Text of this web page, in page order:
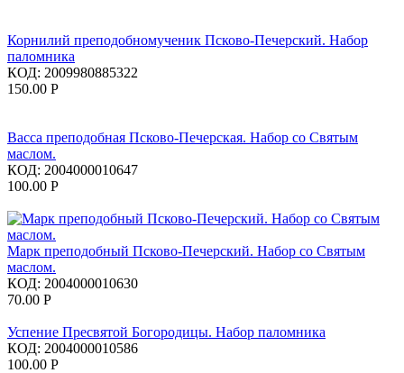
Корнилий преподобномученик Псково-Печерский. Набор
паломника
КОД: 2009980885322
150.00 Р
Васса преподобная Псково-Печерская. Набор со Святым
маслом.
КОД: 2004000010647
100.00 Р
Марк преподобный Псково-Печерский. Набор со Святым
маслом.
КОД: 2004000010630
70.00 Р
Успение Пресвятой Богородицы. Набор паломника
КОД: 2004000010586
100.00 Р